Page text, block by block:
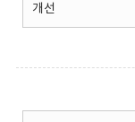
개선